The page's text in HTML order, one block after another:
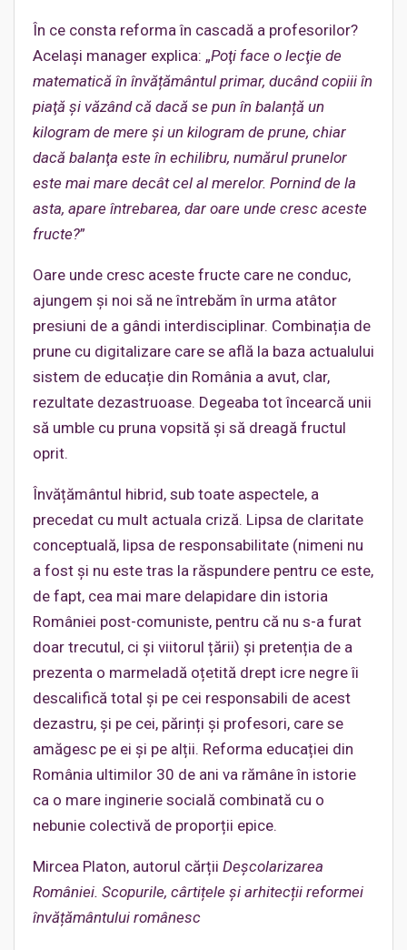
În ce consta reforma în cascadă a profesorilor?
Același manager explica: „Poţi face o lecţie de
matematică în învățământul primar, ducând copiii în
piaţă şi văzând că dacă se pun în balanță un
kilogram de mere şi un kilogram de prune, chiar
dacă balanţa este în echilibru, numărul prunelor
este mai mare decât cel al merelor. Pornind de la
asta, apare întrebarea, dar oare unde cresc aceste
fructe?”
Oare unde cresc aceste fructe care ne conduc,
ajungem și noi să ne întrebăm în urma atâtor
presiuni de a gândi interdisciplinar. Combinația de
prune cu digitalizare care se află la baza actualului
sistem de educație din România a avut, clar,
rezultate dezastruoase. Degeaba tot încearcă unii
să umble cu pruna vopsită și să dreagă fructul
oprit.
Învățământul hibrid, sub toate aspectele, a
precedat cu mult actuala criză. Lipsa de claritate
conceptuală, lipsa de responsabilitate (nimeni nu
a fost și nu este tras la răspundere pentru ce este,
de fapt, cea mai mare delapidare din istoria
României post-comuniste, pentru că nu s-a furat
doar trecutul, ci și viitorul țării) și pretenția de a
prezenta o marmeladă oțetită drept icre negre îi
descalifică total și pe cei responsabili de acest
dezastru, și pe cei, părinți și profesori, care se
amăgesc pe ei și pe alții. Reforma educației din
România ultimilor 30 de ani va rămâne în istorie
ca o mare inginerie socială combinată cu o
nebunie colectivă de proporții epice.
Mircea Platon, autorul cărții Deșcolarizarea
României. Scopurile, cârtițele și arhitecții reformei
învățământului românesc